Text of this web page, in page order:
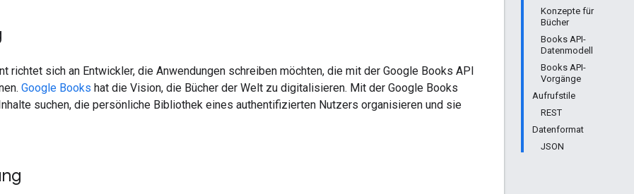
Konzepte für
Bücher
Books API-
Datenmodell
Books API-
Vorgänge
Aufrufstile
REST
Datenformat
JSON
richtet sich an Entwickler, die Anwendungen schreiben möchten, die mit der Google Books API
Google Books hat die Vision, die Bücher der Welt zu digitalisieren. Mit der Google Books
suchen, die persönliche Bibliothek eines authentifizierten Nutzers organisieren und sie